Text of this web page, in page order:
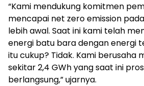
“Kami mendukung komitmen
mencapai net zero emission
lebih awal. Saat ini kami telah
energi batu bara dengan energi
itu cukup? Tidak. Kami berusaha
sekitar 2,4 GWh yang saat ini
berlangsung,” ujarnya.